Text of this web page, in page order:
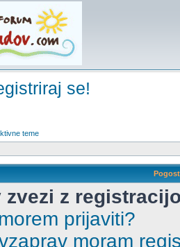
se!
teme
zvezi z
prijaviti?
moram